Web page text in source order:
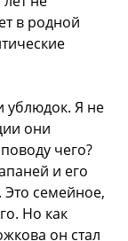
в родной
ублюдок. Я не
они
чего?
и его
Это семейное,
Но как
он стал